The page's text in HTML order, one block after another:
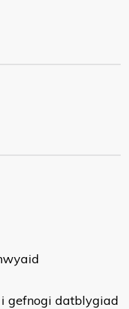
gefnogi datblygiad